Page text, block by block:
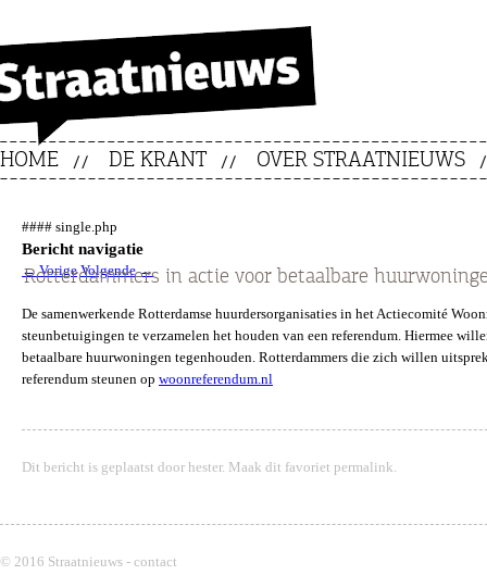
HOME DE KRANT OVER STRAATNIEUWS
#### single.php
Bericht navigatie
←Vorige Volgende→
Rotterdammers in actie voor betaalbare
De samenwerkende Rotterdamse huurdersorganisaties in het Actiecomité
steunbetuigingen te verzamelen het houden van een referendum. Hiermee
betaalbare huurwoningen tegenhouden. Rotterdammers die zich willen
referendum steunen op woonreferendum.nl
Dit bericht is geplaatst door hester. Maak dit favoriet permalink
© 2016 Straatnieuws - contact